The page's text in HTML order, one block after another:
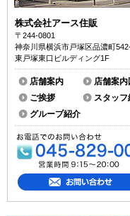
株式会社アース住販
〒244-0801
神奈川県横浜市戸塚区品濃町
東戸塚東口ビルディング1F
店舗案内
店舗案内
ご挨拶
スタッフ
グループ紹介